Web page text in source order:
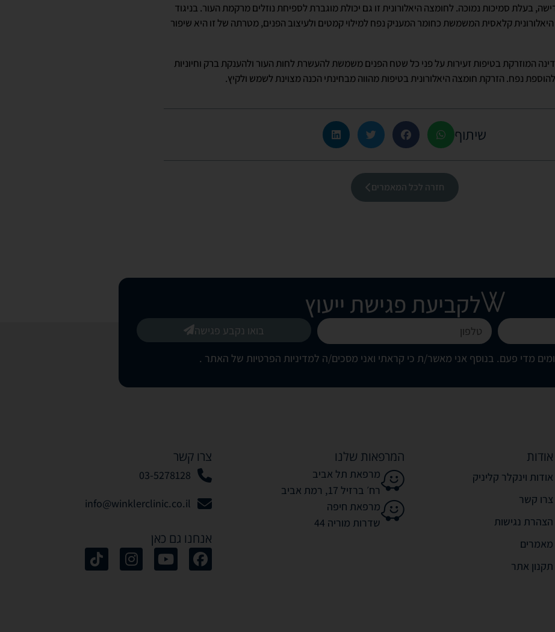
בעלת סמיכות נמוכה. לחומצה היאלורונית זו גם יכולת מוגברת לספיחת נוזלים מרקמת העור. בניגוד
קלאסית המשמשת כחומר המעניק נפח למילוי קמטים ולעיצוב הפנים, מטרתה של זו היא שיפור
המוזרקת בטיפות זעירות על פני כל שטח הפנים משמשת להעשרת לחות העור ולהענקת ברק וחיוניות
נפח. הזרקת חומצה היאלורונית בטיפות מהווה מבחינתי הכנה מצוינת לשמש ולקיץ.
שיתוף
חזרה לכל המאמרים
לקביעת פגישת ייעוץ
מדי פעם. בנוסף אני מאשר/ת כי קראתי ואני מסכים/ה למדיניות הפרטיות של האתר .
בואו נקבע פגישה
אודות
אודות וינקלר קליניק
צרו קשר
הצהרת נגישות
מאמרים
תקנון אתר
המרפאות שלנו
מרפאת תל אביב
רח׳ ברזיל 17, רמת אביב
מרפאת חיפה
שדרות מוריה 44
צרו קשר
03-5278128
info@winklerclinic.co.il
אנחנו גם כאן